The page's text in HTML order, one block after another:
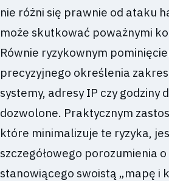
nie różni się prawnie od ataku
może skutkować poważnymi
Równie ryzykownym
precyzyjnego określenia
systemy, adresy IP czy godziny
dozwolone. Praktycznym
które minimalizuje te ryzyka,
szczegółowego porozumienia
stanowiącego swoistą „mapę i